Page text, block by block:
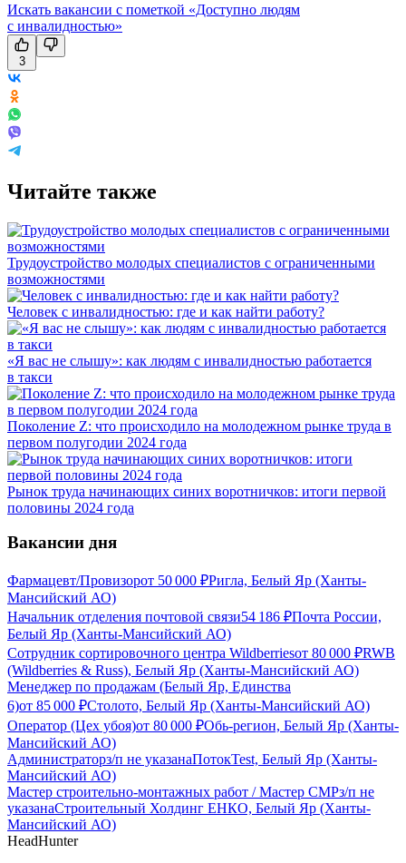
Искать вакансии с пометкой «Доступно людям
с инвалидностью»
3
Читайте также
Трудоустройство молодых специалистов с ограниченными
возможностями
Человек с инвалидностью: где и как найти работу?
«Я вас не слышу»: как людям с инвалидностью работается
в такси
Поколение Z: что происходило на молодежном рынке труда в
первом полугодии 2024 года
Рынок труда начинающих синих воротничков: итоги первой
половины 2024 года
Вакансии дня
Фармацевт/Провизорот 50 000 ₽Ригла, Белый Яр (Ханты-
Мансийский АО)
Начальник отделения почтовой связи54 186 ₽Почта России,
Белый Яр (Ханты-Мансийский АО)
Сотрудник сортировочного центра Wildberriesот 80 000 ₽RWB
(Wildberries & Russ), Белый Яр (Ханты-Мансийский АО)
Менеджер по продажам (Белый Яр, Единства
6)от 85 000 ₽Столото, Белый Яр (Ханты-Мансийский АО)
Оператор (Цех убоя)от 80 000 ₽Обь-регион, Белый Яр (Ханты-
Мансийский АО)
Администраторз/п не указанаПотокTest, Белый Яр (Ханты-
Мансийский АО)
Мастер строительно-монтажных работ / Мастер СМРз/п не
указанаСтроительный Холдинг ЕНКО, Белый Яр (Ханты-
Мансийский АО)
HeadHunter